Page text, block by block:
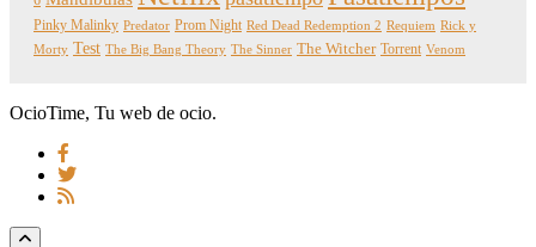
Pinky Malinky Predator Prom Night Red Dead Redemption 2 Requiem Rick y
Morty Test The Big Bang Theory The Sinner The Witcher Torrent Venom
OcioTime, Tu web de ocio.